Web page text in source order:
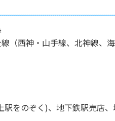
（西神・山手線、北神線、
駅をのぞく)、地下鉄駅売店